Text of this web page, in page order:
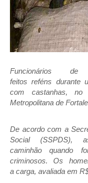
Funcionários de
feitosreféns durante
com castanhas, no
Metropolitana de
De acordo com a
Social (SSPDS),
caminhão quando
criminosos. Os
a carga, avaliada em